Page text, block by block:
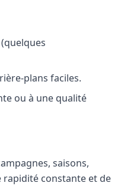
plans faciles.
ou à une qualité
saisons,
rapidité constante et de